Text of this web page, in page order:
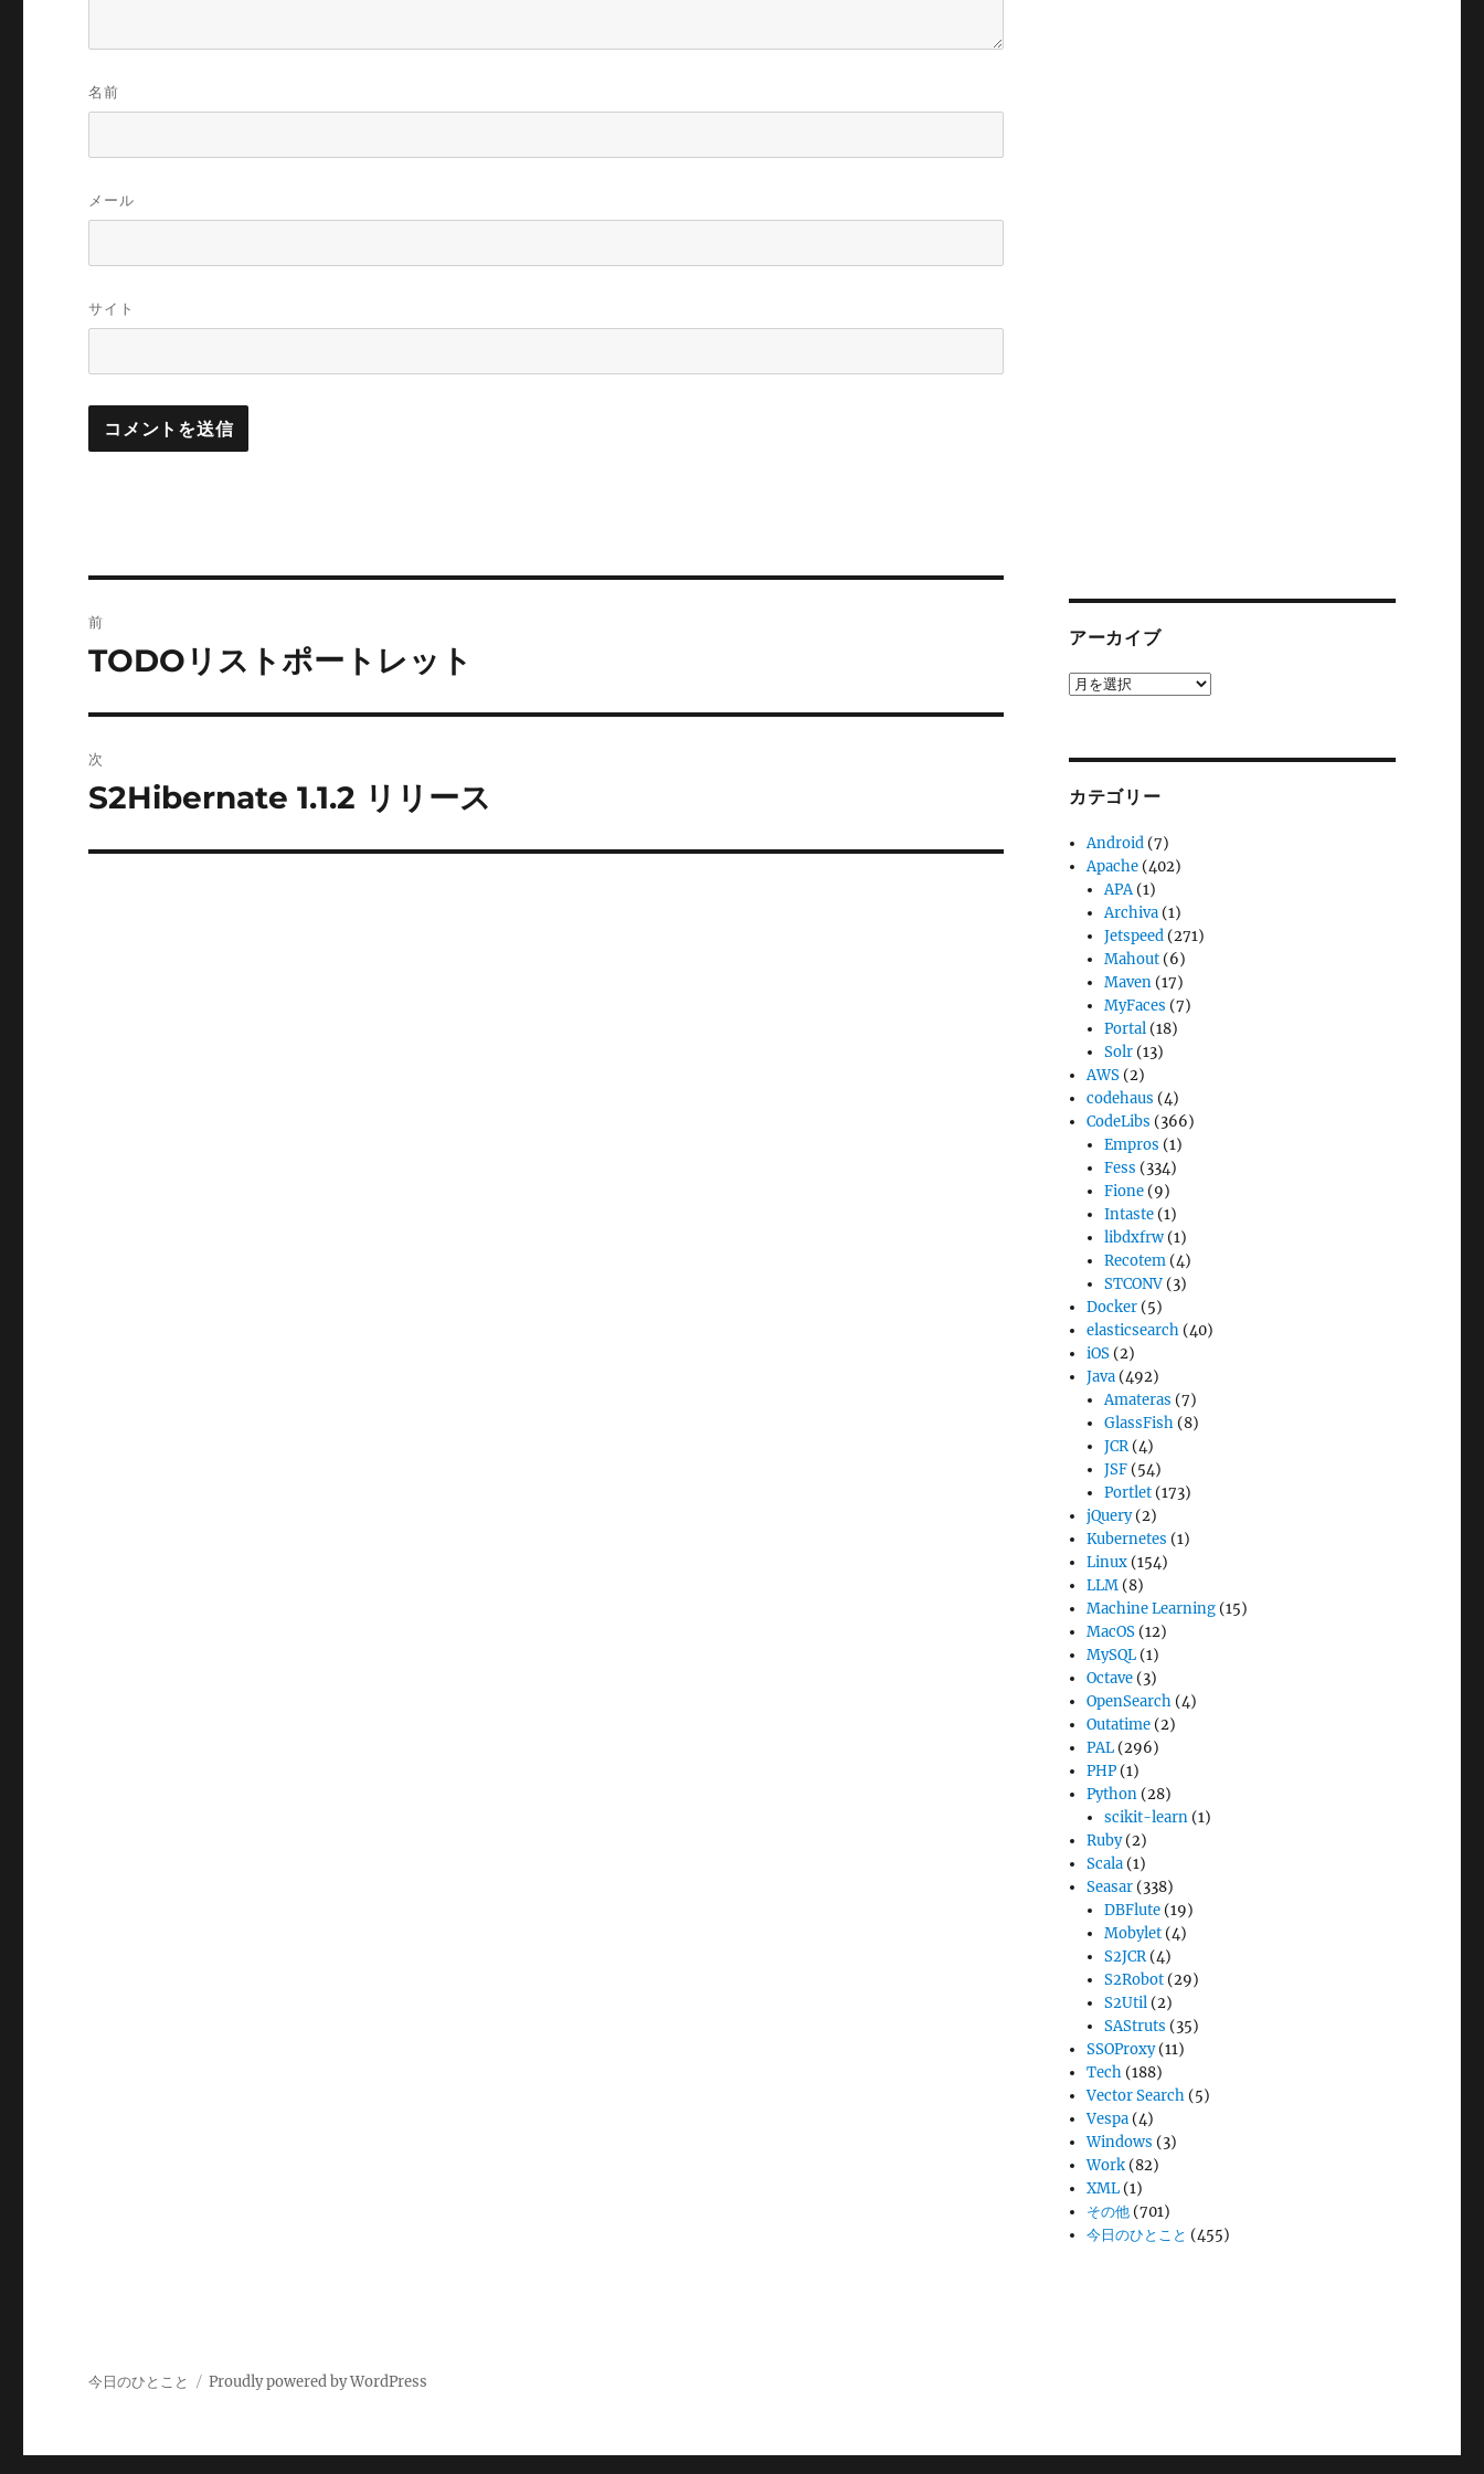
名前
メール
サイト
稿
ゲ
前
前
投
稿:
TODOリストポートレット
次
次
投
S2Hibernate 1.1.2 リリース
アーカイブ
ア
カテゴリー
Android (7)
Apache (402)
APA(1)
Archiva (1)
Jetspeed (271)
Mahout (6)
Maven (17)
MyFaces (7)
Portal (18)
Solr (13)
AWS (2)
codehaus (4)
CodeLibs (366)
Empros (1)
Fess (334)
Fione (9)
Intaste (1)
libdxfrw (1)
Recotem (4)
STCONV (3)
Docker (5)
elasticsearch (40)
iOS (2)
Java (492)
Amateras (7)
GlassFish (8)
JCR(4)
JSF (54)
Portlet (173)
jQuery(2)
Kubernetes (1)
Linux (154)
LLM (8)
Machine Learning (15)
MacOS (12)
MySQL (1)
Octave (3)
OpenSearch (4)
Outatime (2)
PAL (296)
PHP (1)
Python (28)
scikit-learn (1)
Ruby(2)
Scala (1)
Seasar (338)
DBFlute (19)
Mobylet (4)
S2JCR(4)
S2Robot (29)
S2Util (2)
SAStruts (35)
SSOProxy(11)
Tech (188)
Vector Search (5)
Vespa (4)
Windows (3)
Work (82)
XML (1)
その他 (701)
今日のひとこと (455)
今日のひとこと Proudly powered by WordPress